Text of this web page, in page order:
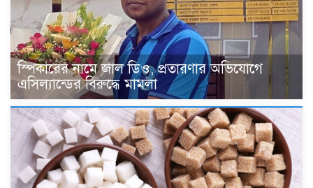
স্পিকারের নামে জাল ডিও, প্রতারণার অভিযোগে
এসিল্যান্ডের বিরুদ্ধে মামলা